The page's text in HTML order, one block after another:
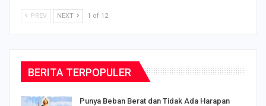
PREV NEXT 1 of 12
BERITA TERPOPULER
Punya Beban Berat dan Tidak Ada Harapan